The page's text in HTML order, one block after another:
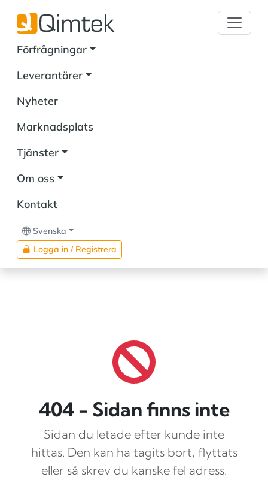
Förfrågningar
Leverantörer
Nyheter
Marknadsplats
Tjänster
Om oss
Kontakt
Svenska
Logga in / Registrera
404 - Sidan finns inte
Sidan du letade efter kunde inte
hittas. Den kan ha tagits bort, flyttats
eller så skrev du kanske fel adress.